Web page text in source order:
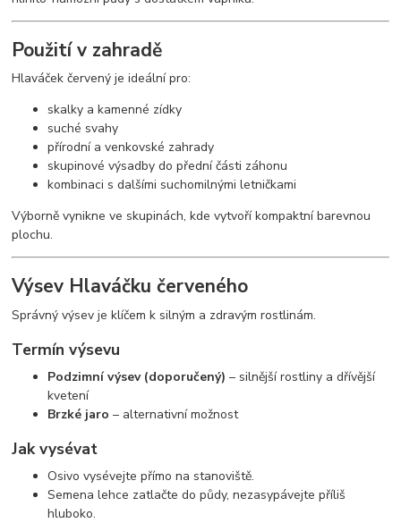
Použití v zahradě
Hlaváček červený je ideální pro:
skalky a kamenné zídky
suché svahy
přírodní a venkovské zahrady
skupinové výsadby do přední části záhonu
kombinaci s dalšími suchomilnými letničkami
Výborně vynikne ve skupinách, kde vytvoří kompaktní barevnou
plochu.
Výsev Hlaváčku červeného
Správný výsev je klíčem k silným a zdravým rostlinám.
Termín výsevu
Podzimní výsev (doporučený) – silnější rostliny a dřívější
kvetení
Brzké jaro – alternativní možnost
Jak vysévat
Osivo vysévejte přímo na stanoviště.
Semena lehce zatlačte do půdy, nezasypávejte příliš
hluboko.